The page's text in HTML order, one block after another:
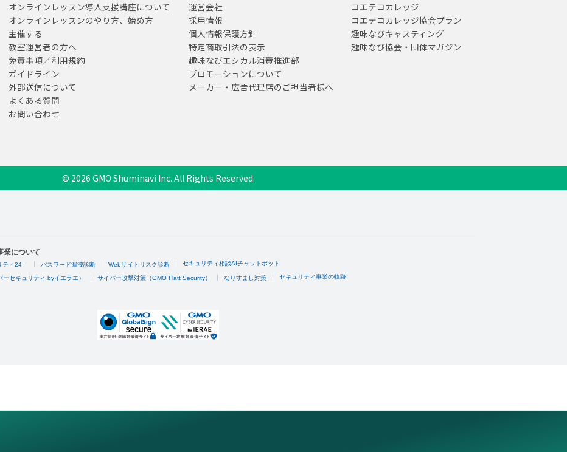
オンラインレッスン導入支援講座について
オンラインレッスンのやり方、始め方
主催する
教室運営者の方へ
免責事項／利用規約
ガイドライン
外部送信について
よくある質問
お問い合わせ
運営会社
採用情報
個人情報保護方針
特定商取引法の表示
趣味なびエシカル消費推進部
プロモーションについて
メーカー・広告代理店のご担当者様へ
コエテコカレッジ
コエテコカレッジ協会プラン
趣味なびキャスティング
趣味なび協会・団体マガジン
© 2026 GMO Shuminavi Inc. All Rights Reserved.